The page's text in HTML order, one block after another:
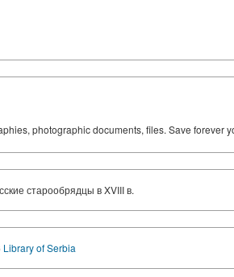
photographic documents, files. Save forever
старообрядцы в XVIII в.
Library of Serbia